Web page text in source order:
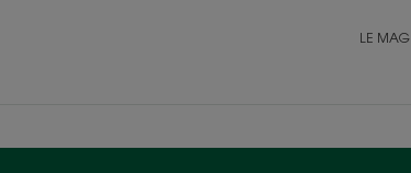
LE MAG